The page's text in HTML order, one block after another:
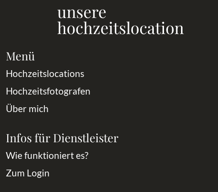
Menü
Hochzeitslocations
Hochzeitsfotografen
Über mich
Infos für Dienstleister
Wie funktioniert es?
Zum Login